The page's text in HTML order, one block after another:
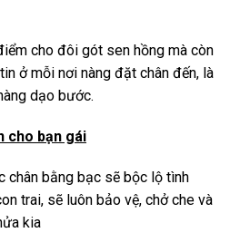
cho đôi gót sen hồng mà còn
ở mỗi nơi nàng đặt chân đến, là
dạo bước.
cho bạn gái
chân bằng bạc sẽ bộc lộ tình
trai, sẽ luôn bảo vệ, chở che và
kia